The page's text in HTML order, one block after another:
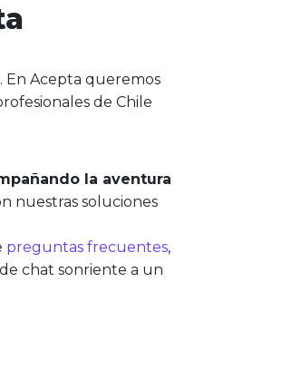
En Acepta queremos
de Chile
la aventura
nuestras soluciones
preguntas frecuentes,
chat sonriente a un